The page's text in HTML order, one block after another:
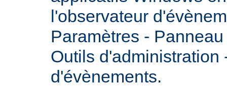
l'observateur
Paramètres -
Outils d'administration
d'évènements.